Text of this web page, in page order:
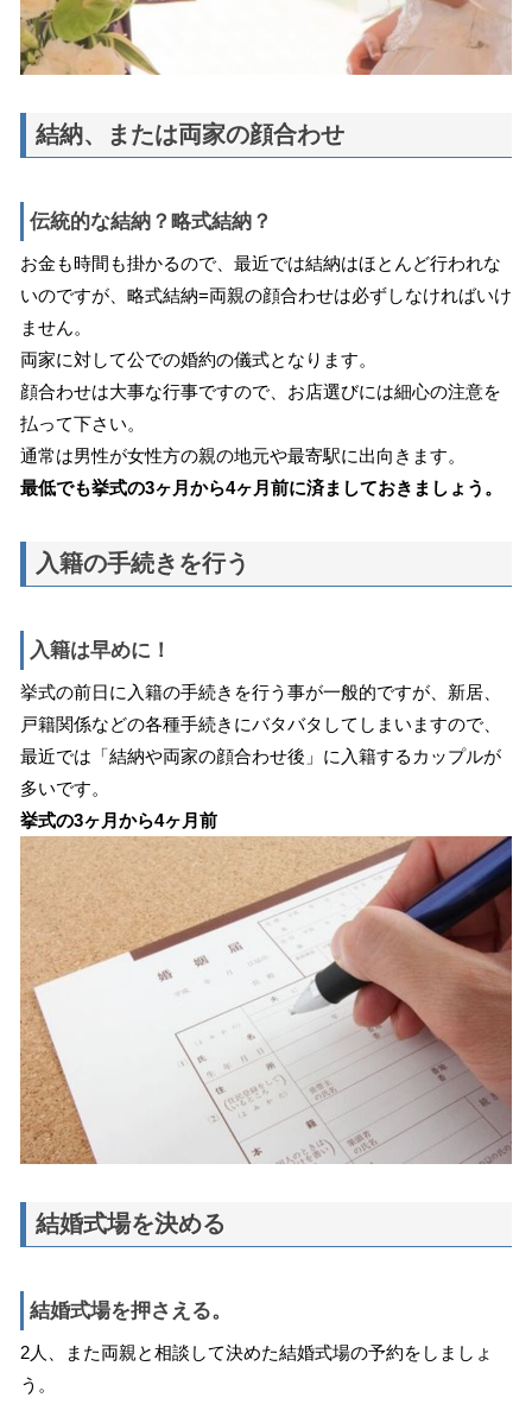
結納、または両家の顔合わせ
伝統的な結納？略式結納？
お金も時間も掛かるので、最近では結納はほとんど行われな
いのですが、略式結納=両親の顔合わせは必ずしなければいけ
ません。
両家に対して公での婚約の儀式となります。
顔合わせは大事な行事ですので、お店選びには細心の注意を
払って下さい。
通常は男性が女性方の親の地元や最寄駅に出向きます。
最低でも挙式の3ヶ月から4ヶ月前に済ましておきましょう。
入籍の手続きを行う
入籍は早めに！
挙式の前日に入籍の手続きを行う事が一般的ですが、新居、
戸籍関係などの各種手続きにバタバタしてしまいますので、
最近では「結納や両家の顔合わせ後」に入籍するカップルが
多いです。
挙式の3ヶ月から4ヶ月前
結婚式場を決める
結婚式場を押さえる。
2人、また両親と相談して決めた結婚式場の予約をしましょ
う。